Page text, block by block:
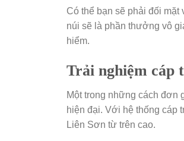
Có thể bạn sẽ phải đối
núi sẽ là phần thưởng vô
hiểm.
Trải nghiệm cáp
Một trong những cách đơn
hiện đại. Với hệ thống cáp
Liên Sơn từ trên cao.